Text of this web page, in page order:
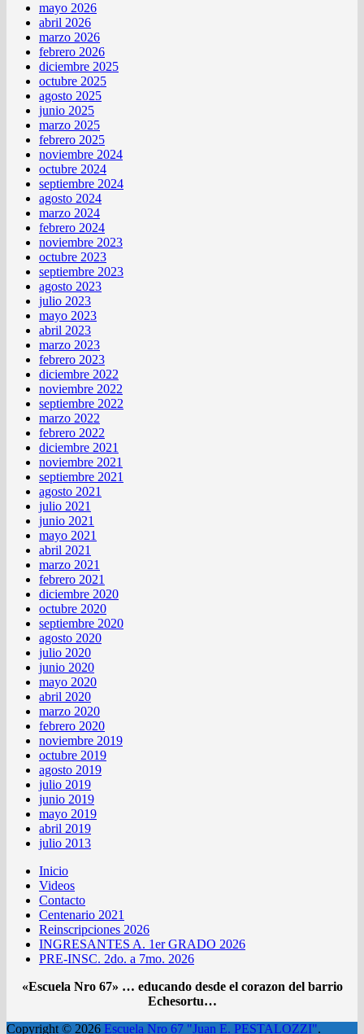
mayo 2026
abril 2026
marzo 2026
febrero 2026
diciembre 2025
octubre 2025
agosto 2025
junio 2025
marzo 2025
febrero 2025
noviembre 2024
octubre 2024
septiembre 2024
agosto 2024
marzo 2024
febrero 2024
noviembre 2023
octubre 2023
septiembre 2023
agosto 2023
julio 2023
mayo 2023
abril 2023
marzo 2023
febrero 2023
diciembre 2022
noviembre 2022
septiembre 2022
marzo 2022
febrero 2022
diciembre 2021
noviembre 2021
septiembre 2021
agosto 2021
julio 2021
junio 2021
mayo 2021
abril 2021
marzo 2021
febrero 2021
diciembre 2020
octubre 2020
septiembre 2020
agosto 2020
julio 2020
junio 2020
mayo 2020
abril 2020
marzo 2020
febrero 2020
noviembre 2019
octubre 2019
agosto 2019
julio 2019
junio 2019
mayo 2019
abril 2019
julio 2013
Inicio
Videos
Contacto
Centenario 2021
Reinscripciones 2026
INGRESANTES A. 1er GRADO 2026
PRE-INSC. 2do. a 7mo. 2026
«Escuela Nro 67» … educando desde el corazon del barrio
Echesortu…
Copyright © 2026 Escuela Nro 67 "Juan E. PESTALOZZI".